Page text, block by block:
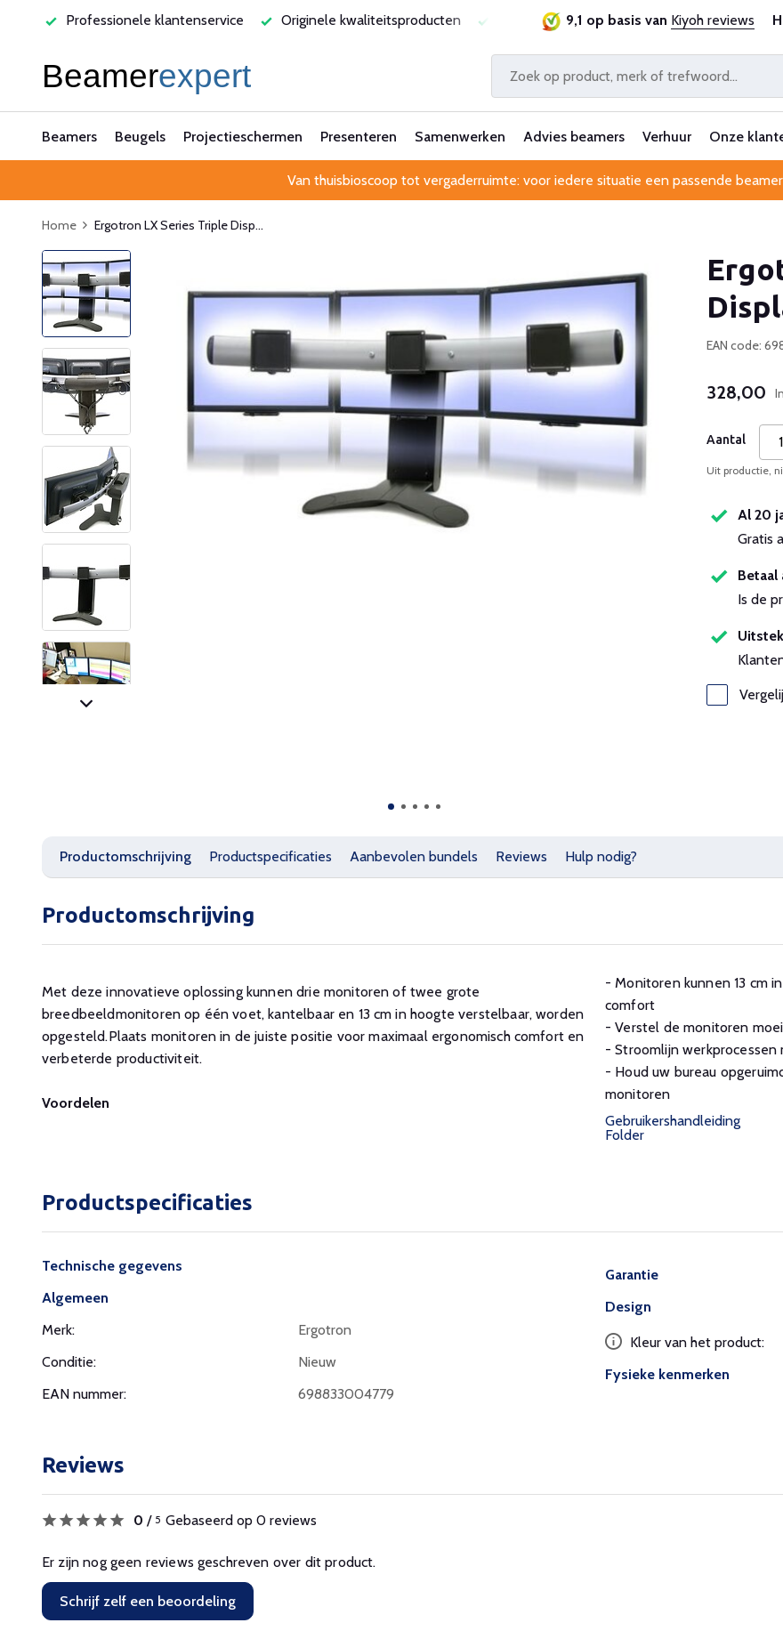
Professionele klantenservice Originele kwaliteitsproducten Laagste prijsgarantie Al 25 jaar
9,1 op basis van Kiyoh reviews
Beamers Beugels Projectieschermen Presenteren Samenwerken Advies beamers Verhuur Onze
Van thuisbioscoop tot vergaderruimte: voor iedere situatie een passende
Home Ergotron LX Series Triple Disp...
EAN code:
328,00
Aantal
Uit productie,
Al 20
Gratis
Is de
Productomschrijving Productspecificaties Aanbevolen bundels Reviews Hulp nodig?
Productomschrijving
Met deze innovatieve oplossing kunnen drie monitoren of twee grote
breedbeeldmonitoren op één voet, kantelbaar en 13 cm in hoogte verstelbaar, worden
opgesteld.Plaats monitoren in de juiste positie voor maximaal ergonomisch comfort en
verbeterde productiviteit.
Voordelen
- Monitoren kunnen 13 cm
comfort
- Verstel de monitoren
- Stroomlijn
- Houd uw bureau
monitoren
Gebruikershandleiding
Folder
Productspecificaties
Technische gegevens
Algemeen
Merk:
Ergotron
Conditie:
Nieuw
EAN nummer:
698833004779
Garantie
Design
Kleur van het product:
Fysieke kenmerken
Reviews
0 / 5 Gebaseerd op 0 reviews
Er zijn nog geen reviews geschreven over dit product.
Schrijf zelf een beoordeling